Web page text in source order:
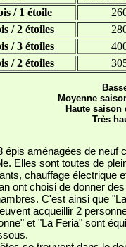
/ 1 étoile
/ 2 étoiles
/ 3 étoiles
/ 2 étoiles
Moyenne
Haute saison
Très
aménagées de neuf
Elles sont toutes de
chauffage électrique
ont choisi de donner
C'est ainsi que
acqueillir 2
et "La Feria" sont